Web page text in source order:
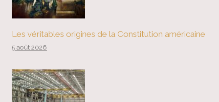
Les véritables origines de la Constitution américaine
5 août 2026